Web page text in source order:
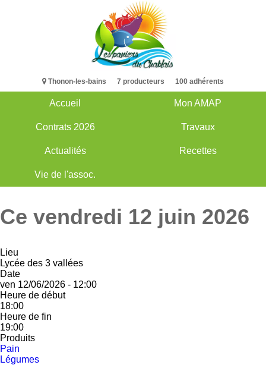
Thonon-les-bains 7 producteurs 100 adhérents
Accueil Mon AMAP
Contrats 2026 Travaux
Actualités Recettes
Vie de l'assoc.
Ce vendredi 12 juin 2026
Lieu
Lycée des 3 vallées
Date
ven 12/06/2026 - 12:00
Heure de début
18:00
Heure de fin
19:00
Produits
Pain
Légumes